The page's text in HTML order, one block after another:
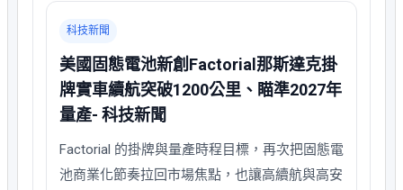
科技新聞
美國固態電池新創Factorial那斯達克掛
牌實車續航突破1200公里、瞄準2027年
量產- 科技新聞
Factorial 的掛牌與量產時程目標，再次把固態電
池商業化節奏拉回市場焦點，也讓高續航與高安